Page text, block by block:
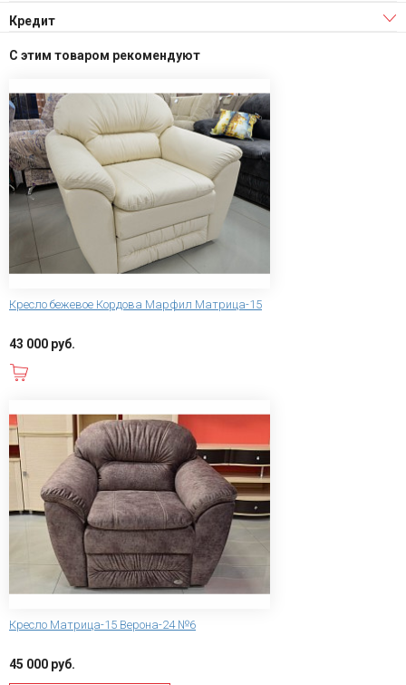
Кредит
С этим товаром рекомендуют
Кресло бежевое Кордова Марфил Матрица-15
43 000 руб.
Кресло Матрица-15 Верона-24 №6
45 000 руб.